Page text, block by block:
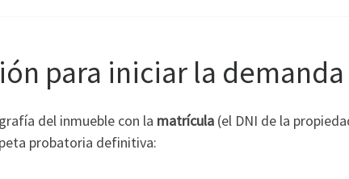
para iniciar la
del inmueble con la matrícula (el DNI de la
probatoria definitiva: